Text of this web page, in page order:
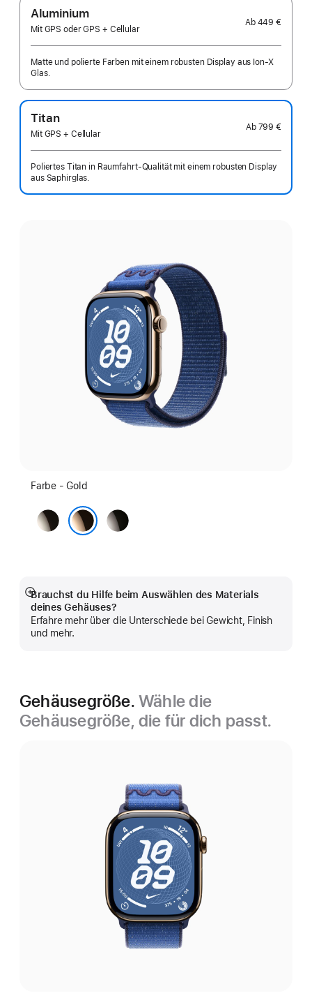
Aluminium
Mit GPS oder GPS + Cellular
Ab 449 €
Matte und polierte Farben mit einem robusten Display aus Ion‑X
Glas.
Titan
Mit GPS + Cellular
Ab 799 €
Poliertes Titan in Raumfahrt-Qualität mit einem robusten Display
aus Saphirglas.
Farbe - Gold
Natur Schiefer
Brauchst du Hilfe beim Auswählen des Materials
deines Gehäuses?
Erfahre mehr über die Unterschiede bei Gewicht, Finish
und mehr.
Mehr
anzeigen
Gehäusegröße.Wähle die
Gehäusegröße, die für dich passt.